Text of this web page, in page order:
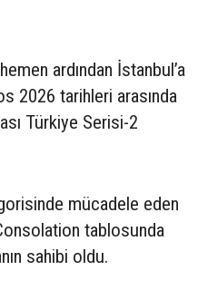
ardından İstanbul’a
2026 tarihleri arasında
Türkiye Serisi-2
mücadele eden
tablosunda
sahibi oldu.